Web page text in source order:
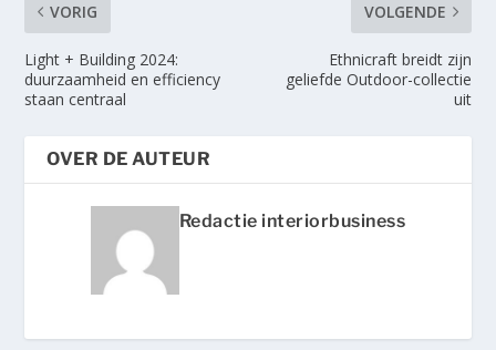
VORIG
Light + Building 2024:
duurzaamheid en efficiency
staan centraal
VOLGENDE
Ethnicraft breidt zijn
geliefde Outdoor-collectie
uit
OVER DE AUTEUR
Redactie interiorbusiness